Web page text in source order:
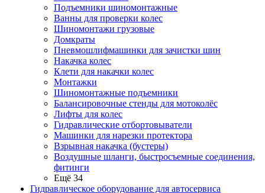
Подъемники шиномонтажные
Ванны для проверки колес
Шиномонтажи грузовые
Домкраты
Пневмошлифмашинки для зачистки шин
Накачка колес
Клети для накачки колес
Монтажки
Шиномонтажные подъемники
Балансировочные стенды для мотоколёс
Лифты для колес
Гидравлические отбортовыватели
Машинки для нарезки протектора
Взрывная накачка (бустеры)
Воздушные шланги, быстросъемные соединения,
фитинги
Ещё 34
Гидравлическое оборудование для автосервиса